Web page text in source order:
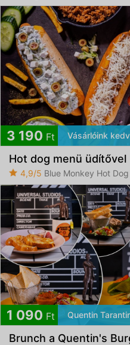
3 190 Ft Vásárlóink
Hot dog menü üdítővel
4,9/5 Blue Monkey Hot Dog
1 090 Ft Quentin
Brunch a Quentin's